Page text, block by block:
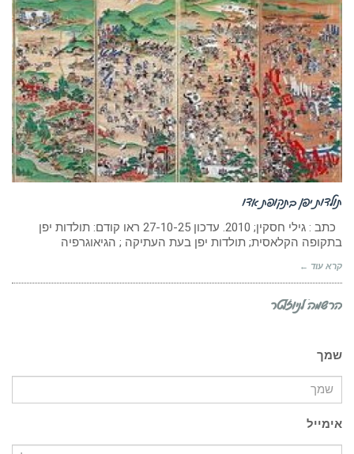
תולדות יפן בתקופת אדו
כתב : גילי חסקין; 2010. עדכון 27-10-25 ראו קודם: תולדות יפן
בתקופה הקלאסית; תולדות יפן בעת העתיקה ; הגיאוגרפיה
קרא עוד ←
הרשמה לניוזלטר
שמך
אימייל